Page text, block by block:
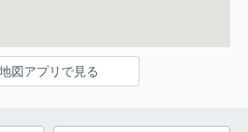
地図アプリで見る